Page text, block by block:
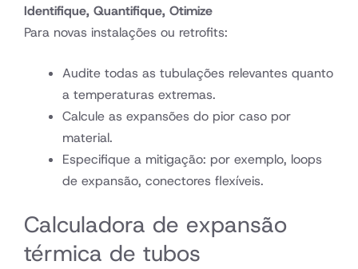
Identifique, Quantifique, Otimize
Para novas instalações ou retrofits:
Audite todas as tubulações relevantes quanto
a temperaturas extremas.
Calcule as expansões do pior caso por
material.
Especifique a mitigação: por exemplo, loops
de expansão, conectores flexíveis.
Calculadora de expansão
térmica de tubos